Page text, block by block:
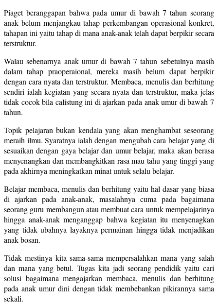
Piaget beranggapan bahwa pada umur di bawah 7 tahun seorang
anak belum menjangkau tahap perkembangan operasional konkret,
tahapan ini yaitu tahap di mana anak-anak telah dapat berpikir secara
terstruktur.
Walau sebenarnya anak umur di bawah 7 tahun sebetulnya masih
dalam tahap praoperaional, mereka masih belum dapat berpikir
dengan cara nyata dan terstruktur. Membaca, menulis dan berhitung
sendiri ialah kegiatan yang secara nyata dan terstruktur, maka jelas
tidak cocok bila calistung ini di ajarkan pada anak umur di bawah 7
tahun.
Topik pelajaran bukan kendala yang akan menghambat seseorang
meraih ilmu. Syaratnya ialah dengan mengubah cara belajar yang di
sesuaikan dengan gaya belajar dan umur belajar, maka akan berasa
menyenangkan dan membangkitkan rasa mau tahu yang tinggi yang
pada akhirnya meningkatkan minat untuk selalu belajar.
Belajar membaca, menulis dan berhitung yaitu hal dasar yang biasa
di ajarkan pada anak-anak, masalahnya cuma pada bagaimana
seorang guru membangun atau membuat cara untuk mempelajarinya
hingga anak-anak menganggap bahwa kegiatan itu menyenagkan
yang tidak ubahnya layaknya permainan hingga tidak menjadikan
anak bosan.
Tidak mestinya kita sama-sama mempersalahkan mana yang salah
dan mana yang betul. Tugas kita jadi seorang pendidik yaitu cari
solusi bagaimana mengajarkan membaca, menulis dan berhitung
pada anak umur dini dengan tidak membebankan pikirannya sama
sekali.